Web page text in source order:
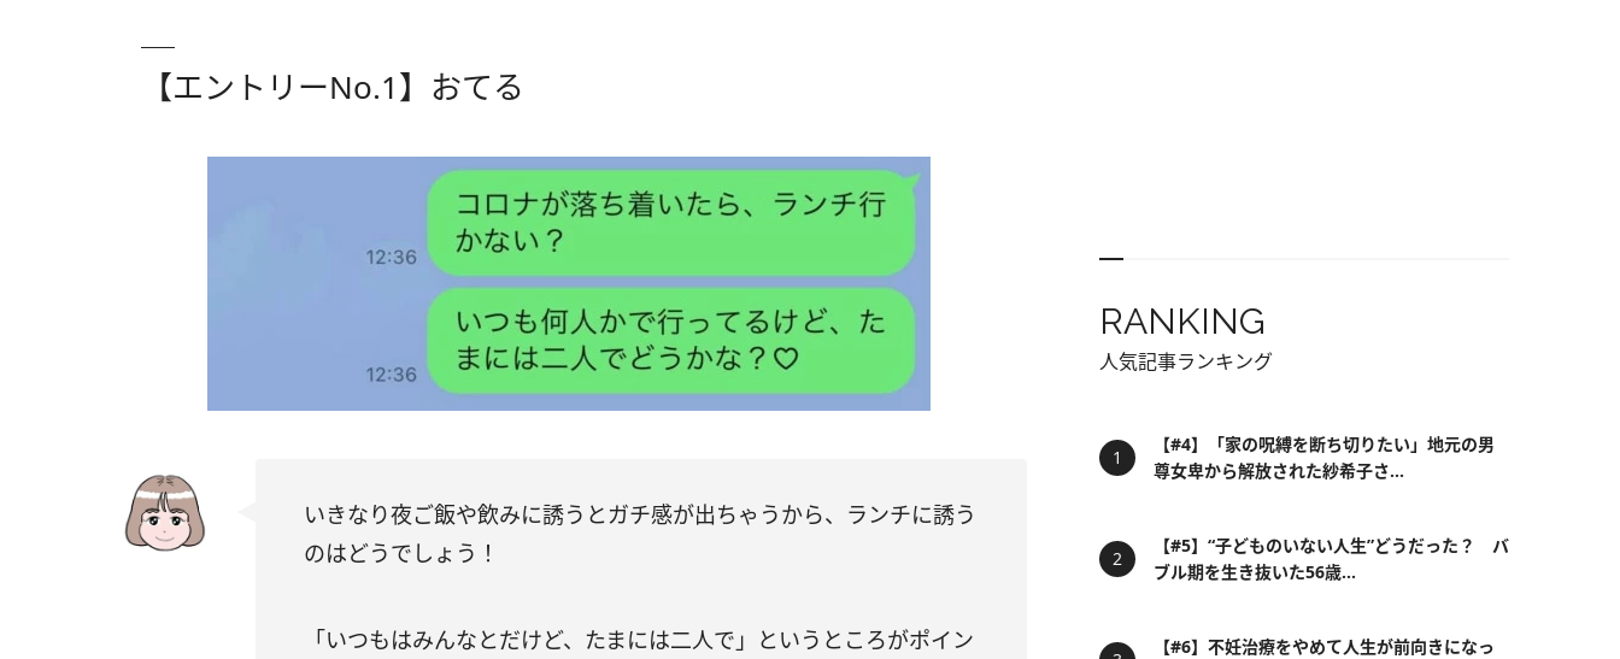
【エントリーNo.1】おてる
いきなり夜ご飯や飲みに誘うとガチ感が出ちゃうから、ランチに誘う
のはどうでしょう！
「いつもはみんなとだけど、たまには二人で」というところがポイン
RANKING
人気記事ランキング
【#4】「家の呪縛を断ち切りたい」地元の男
尊女卑から解放された紗希子さ...
【#5】“子どものいない人生”どうだった？ バ
ブル期を生き抜いた56歳...
【#6】不妊治療をやめて人生が前向きになっ